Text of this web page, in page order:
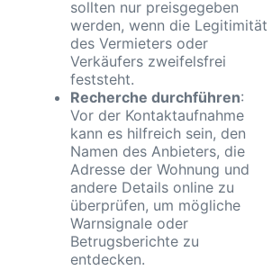
sollten nur preisgegeben
werden, wenn die Legitimität
des Vermieters oder
Verkäufers zweifelsfrei
feststeht.
Recherche durchführen:
Vor der Kontaktaufnahme
kann es hilfreich sein, den
Namen des Anbieters, die
Adresse der Wohnung und
andere Details online zu
überprüfen, um mögliche
Warnsignale oder
Betrugsberichte zu
entdecken.